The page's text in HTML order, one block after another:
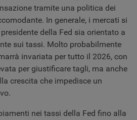
tramite una politica dei
In generale, i mercati si
della Fed sia orientato a
sui tassi. Molto probabilmente
invariata per tutto il 2026, con
per giustificare tagli, ma anche
crescita che impedisce un
nei tassi della Fed fino alla